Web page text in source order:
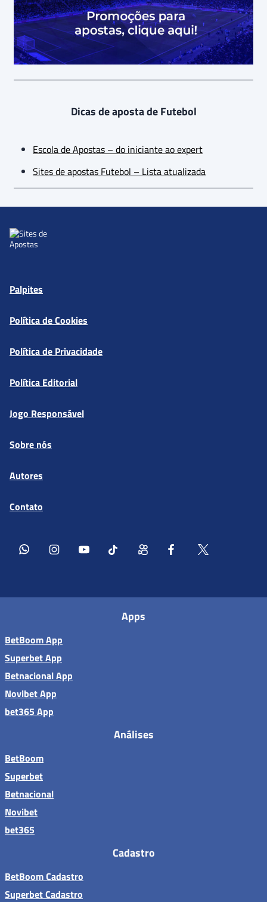
Dicas de aposta de Futebol
Escola de Apostas – do iniciante ao expert
Sites de apostas Futebol – Lista atualizada
Palpites
Política de Cookies
Política de Privacidade
Política Editorial
Jogo Responsável
Sobre nós
Autores
Contato
Apps
BetBoom App
Superbet App
Betnacional App
Novibet App
bet365 App
Análises
BetBoom
Superbet
Betnacional
Novibet
bet365
Cadastro
BetBoom Cadastro
Superbet Cadastro